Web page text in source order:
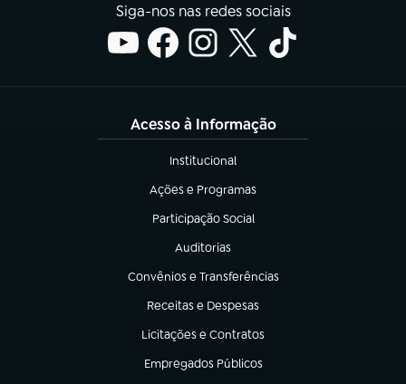
Siga-nos nas redes sociais
Acesso à Informação
Institucional
(abre em nova aba)
Ações e Programas
(abre em nova aba)
Participação Social
(abre em nova aba)
Auditorias
(abre em nova aba)
Convênios e Transferências
(abre em nova aba)
Receitas e Despesas
(abre em nova aba)
Licitações e Contratos
(abre em nova aba)
Empregados Públicos
(abre em nova aba)